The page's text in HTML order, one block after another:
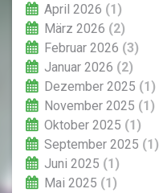
April 2026 (1)
März 2026 (2)
Februar 2026 (3)
Januar 2026 (2)
Dezember 2025 (1)
November 2025 (1)
Oktober 2025 (1)
September 2025 (1)
Juni 2025 (1)
Mai 2025 (1)